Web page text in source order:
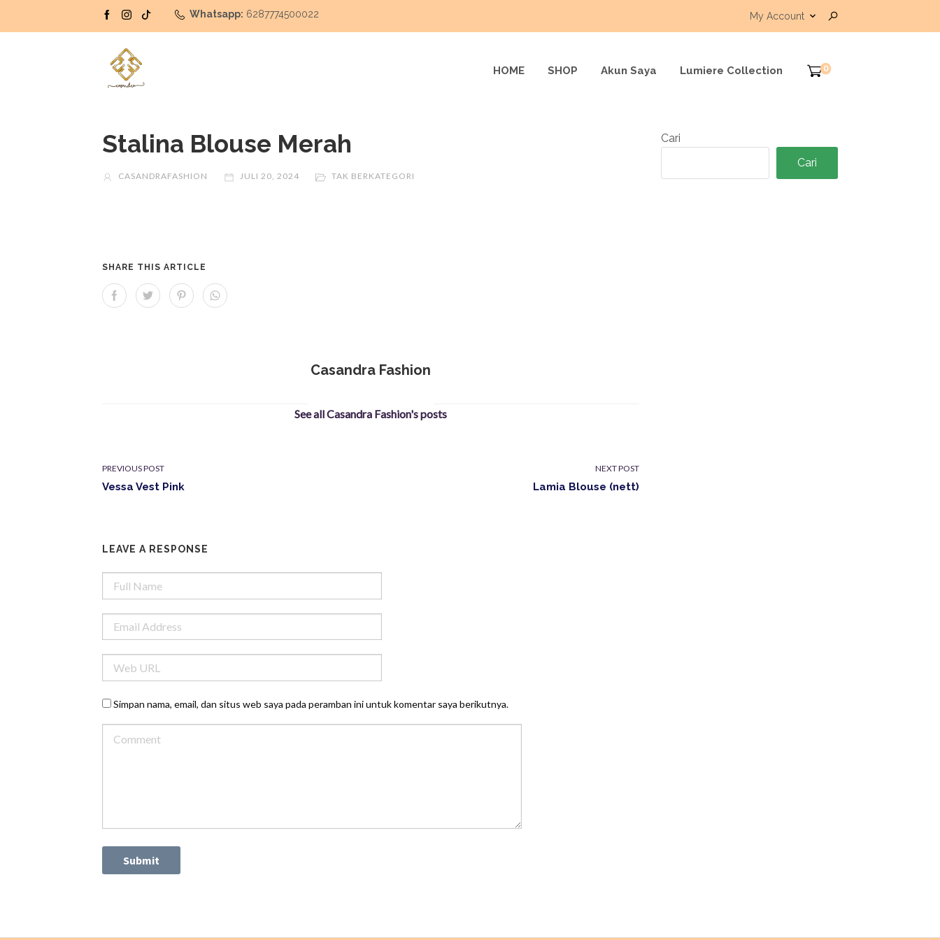
Whatsapp: 6287774500022 My Account
HOME SHOP Akun Saya Lumiere Collection 0
Stalina Blouse Merah
CASANDRAFASHION JULI 20, 2024 TAK BERKATEGORI
SHARE THIS ARTICLE
Casandra Fashion
See all Casandra Fashion's posts
PREVIOUS POST
Vessa Vest Pink
NEXT POST
Lamia Blouse (nett)
LEAVE A RESPONSE
Simpan nama, email, dan situs web saya pada peramban ini untuk komentar saya berikutnya.
Cari
Cari